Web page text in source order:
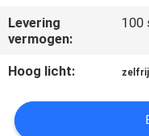
NIEUWS
VRAAG
OFFERTE
Levering
vermogen:
100
Hoog licht: